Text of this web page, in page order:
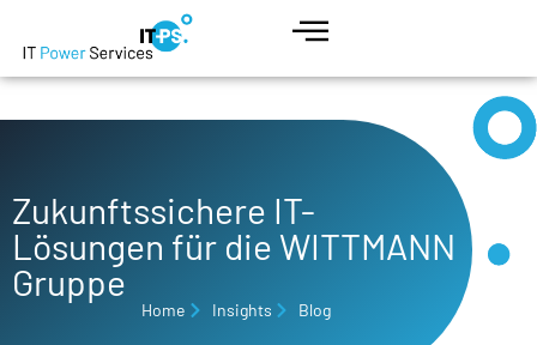
Zukunftssichere IT-
Lösungen für die WITTMANN
Gruppe
Home Insights Blog